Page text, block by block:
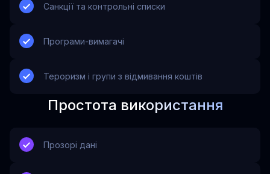
Санкції та контрольні списки
Програми-вимагачі
Тероризм і групи з відмивання коштів
Простота використання
Прозорі дані